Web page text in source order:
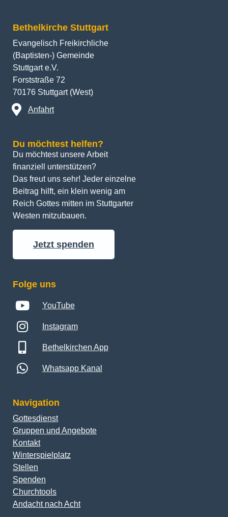
Bethelkirche Stuttgart
Evangelisch Freikirchliche
(Baptisten-) Gemeinde
Stuttgart e.V.
Forststraße 72
70176 Stuttgart (West)
Anfahrt
Du möchtest helfen?
Du möchtest unsere Arbeit
finanziell unterstützen?
Das freut uns sehr! Jeder einzelne
Beitrag hilft, ein klein wenig am
Reich Gottes mitten im Stuttgarter
Westen mitzubauen.
Jetzt spenden
Folge uns
YouTube
Instagram
Bethelkirchen App
Whatsapp Kanal
Navigation
Gottesdienst
Gruppen und Angebote
Kontakt
Winterspielplatz
Stellen
Spenden
Churchtools
Andacht nach Acht